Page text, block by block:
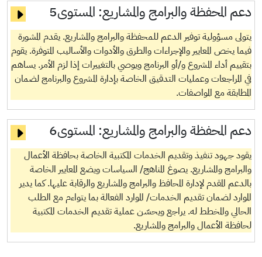
دعم المحفظة والبرامج والمشاريع: المستوى5
يتولى مسؤولية توفير الدعم للمحفظة والبرامج والمشاريع. يقدم المشورة
فيما يخص المعايير والإجراءات والطرق والأدوات والأساليب المتوفرة. يقوم
بتقييم أداء المشروع و/أو البرنامج ويوصي بالتغييرات إذا لزم الأمر. يساهم
في المراجعات وعمليات التدقيق الخاصة بإدارة المشروع والبرنامج لضمان
المطابقة مع المواصفات.
دعم المحفظة والبرامج والمشاريع: المستوى6
يقود جهود تنفيذ وتقديم الخدمات المكتبية الخاصة بحافظة الأعمال
والبرامج والمشاريع. يصوغ المناهج/ السياسات ويضع المعايير الخاصة
بالدعم المقدم لإدارة المحافظ والبرامج والمشاريع والرقابة عليها. كما يدير
الموارد لضمان تقديم الخدمات/ الموارد الفعالة بما يتواءم مع الطلب
الحالي والمخطط له. يراجع ويحسّن عملية تقديم الخدمات المكتبية
لحافظة الأعمال والبرامج والمشاريع.